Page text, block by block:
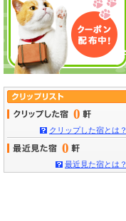
0
クリップした宿とは？
0
最近見た宿とは？